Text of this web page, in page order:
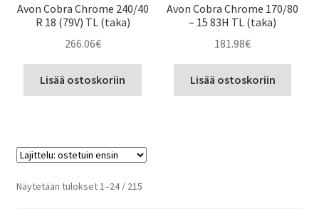
Avon Cobra Chrome 240/40
R 18 (79V) TL (taka)
266.06€
Lisää ostoskoriin
Avon Cobra Chrome 170/80
– 15 83H TL (taka)
181.98€
Lisää ostoskoriin
Näytetään tulokset 1–24 / 215Suosituimmat